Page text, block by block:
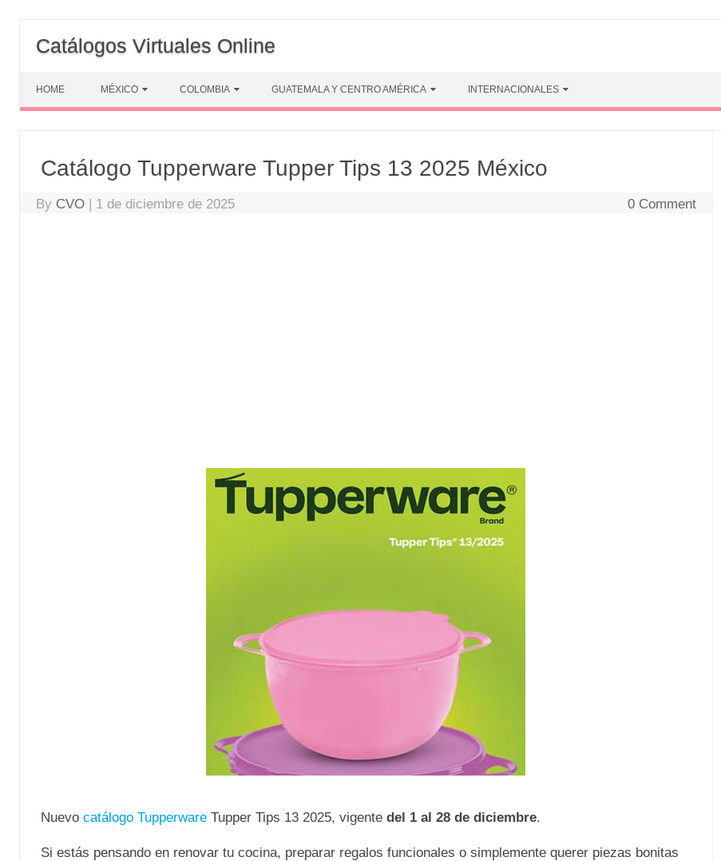
content
Catálogos Virtuales Online
HOME MÉXICO COLOMBIA GUATEMALA Y CENTRO AMÉRICA INTERNACIONALES
Catálogo Tupperware Tupper Tips 13 2025 México
By CVO | 1 de diciembre de 2025 0 Comment
Nuevo catálogo TupperwareTupper Tips 13 2025, vigente del 1 al 28 de diciembre.
Si estás pensando en renovar tu cocina, preparar regalos funcionales o simplemente querer piezas bonitas